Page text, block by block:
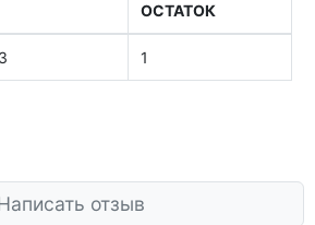
ОСТАТОК
1
отзыв